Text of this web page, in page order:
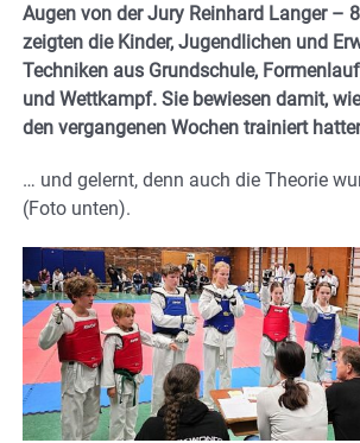
Augen von der Jury Reinhard Langer –
zeigten die Kinder, Jugendlichen und
Techniken aus Grundschule,
und Wettkampf. Sie bewiesen damit,
den vergangenen Wochen trainiert
… und gelernt, denn auch die Theorie
(Foto unten).